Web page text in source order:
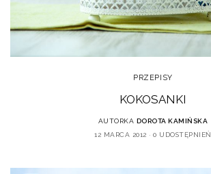
PRZEPISY
KOKOSANKI
AUTORKA DOROTA KAMIŃSKA
12 MARCA 2012
0 UDOSTĘPNIEŃ